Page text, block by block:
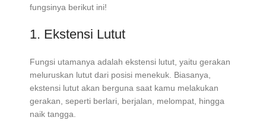
fungsinya berikut ini!
1. Ekstensi Lutut
Fungsi utamanya adalah ekstensi lutut, yaitu gerakan
meluruskan lutut dari posisi menekuk. Biasanya,
ekstensi lutut akan berguna saat kamu melakukan
gerakan, seperti berlari, berjalan, melompat, hingga
naik tangga.